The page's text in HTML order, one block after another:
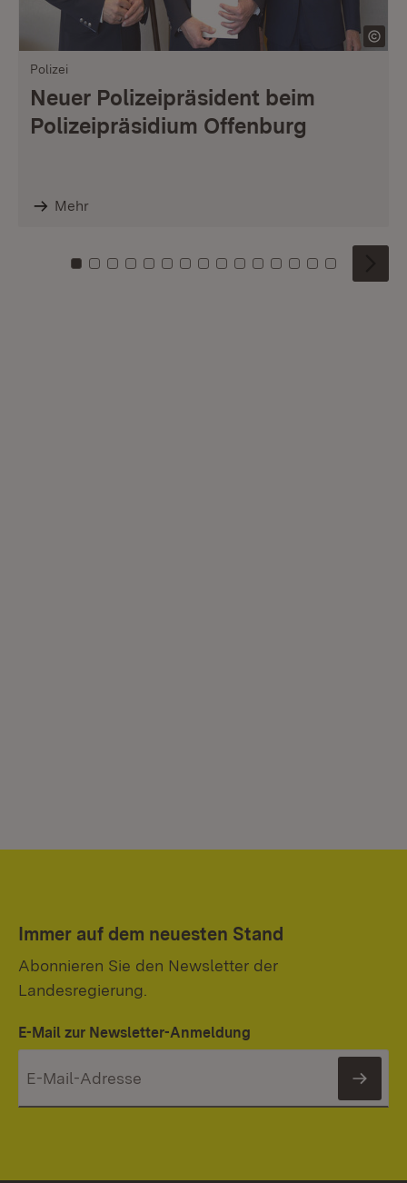
Polizei
Neuer Polizeipräsident beim
Polizeipräsidium Offenburg
Mehr
Zu Kachel: 0
Zu Kachel: 1
Zu Kachel: 2
Zu Kachel: 3
Zu Kachel: 4
Zu Kachel: 5
Zu Kachel: 6
Zu Kachel: 7
Zu Kachel: 8
Zu Kachel: 9
Zu Kachel: 10
Zu Kachel: 11
Zu Kachel: 12
Zu Kachel:
Zu
Immer auf dem neuesten Stand
Abonnieren Sie den Newsletter der
Landesregierung.
E-Mail zur Newsletter-Anmeldung